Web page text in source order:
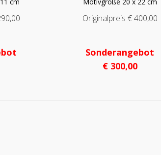
Originalpreis € 400,00
Sonderangebot
€ 300,00